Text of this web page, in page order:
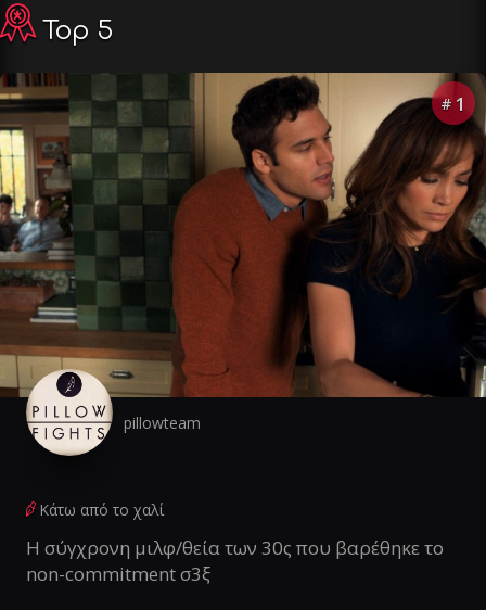
Top 5
# 1
pillowteam
Κάτω από το χαλί
Η σύγχρονη μιλφ/θεία των 30ς που βαρέθηκε το
non-commitment σ3ξ